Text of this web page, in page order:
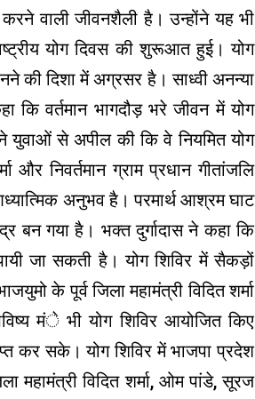
वाली जीवनशैली है। उन्होंने यह भी
योग दिवस की शुरूआत हुई। योग
की दिशा में अग्रसर है। साध्वी अनन्या
कि वर्तमान भागदौड़ भरे जीवन में योग
युवाओं से अपील की कि वे नियमित योग
निवर्तमान ग्राम प्रधान गीतांजलि
अनुभव है। परमार्थ आश्रम घाट
बन गया है। भक्त दुर्गादास ने कहा कि
जा सकती है। योग शिविर में सैकड़ों
के पूर्व जिला महामंत्री विदित शर्मा
मंे भी योग शिविर आयोजित किए
कर सके। योग शिविर में भाजपा प्रदेश
महामंत्री विदित शर्मा, ओम पांडे, सूरज